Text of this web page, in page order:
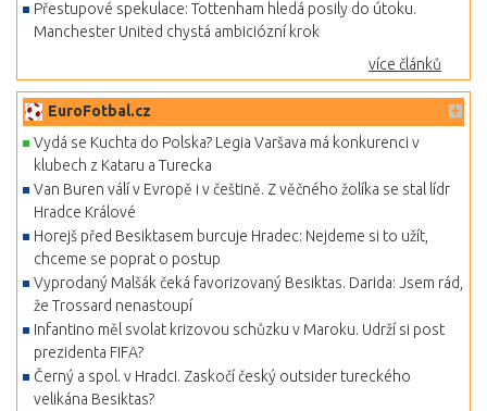
Přestupové spekulace: Tottenham hledá posily do útoku.
Manchester United chystá ambiciózní krok
více článků
EuroFotbal.cz
Vydá se Kuchta do Polska? Legia Varšava má konkurenci v
klubech z Kataru a Turecka
Van Buren válí v Evropě i v češtině. Z věčného žolíka se stal lídr
Hradce Králové
Horejš před Besiktasem burcuje Hradec: Nejdeme si to užít,
chceme se poprat o postup
Vyprodaný Malšák čeká favorizovaný Besiktas. Darida: Jsem rád,
že Trossard nenastoupí
Infantino měl svolat krizovou schůzku v Maroku. Udrží si post
prezidenta FIFA?
Černý a spol. v Hradci. Zaskočí český outsider tureckého
velikána Besiktas?